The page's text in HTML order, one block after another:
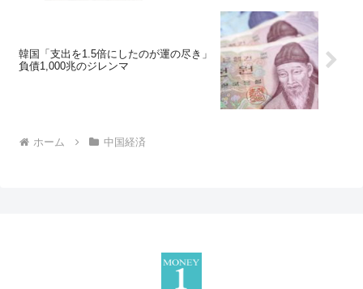
韓国「支出を1.5倍にしたのが運の尽き」
負債1,000兆のジレンマ
ホーム 中国経済